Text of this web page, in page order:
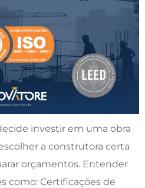
investir em uma obra
a construtora certa
orçamentos. Entender
como: Certificações de